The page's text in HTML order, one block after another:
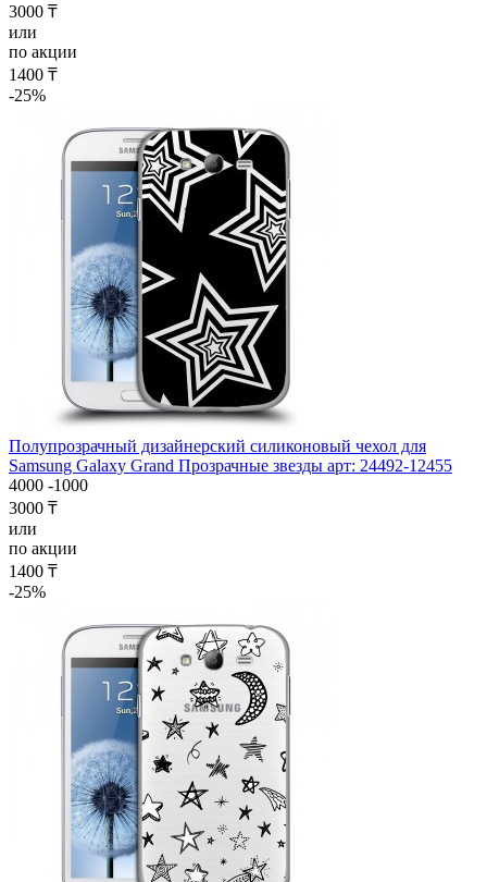
3000 ₸
или
по акции
1400 ₸
-25%
Полупрозрачный дизайнерский силиконовый чехол для
Samsung Galaxy Grand Прозрачные звезды арт: 24492-12455
4000 -1000
3000 ₸
или
по акции
1400 ₸
-25%